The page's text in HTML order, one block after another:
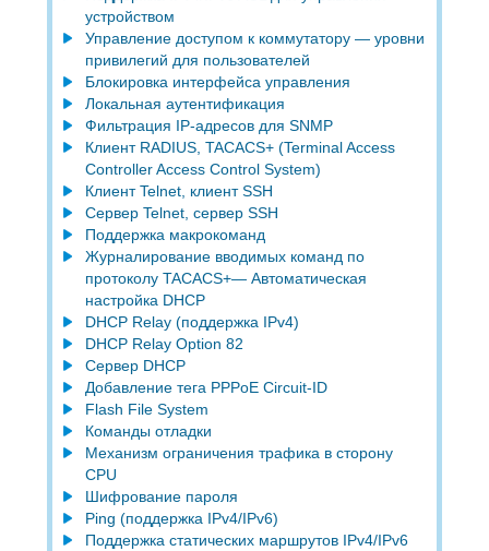
устройством
Управление доступом к коммутатору — уровни
привилегий для пользователей
Блокировка интерфейса управления
Локальная аутентификация
Фильтрация IP-адресов для SNMP
Клиент RADIUS, TACACS+ (Terminal Access
Controller Access Control System)
Клиент Telnet, клиент SSH
Сервер Telnet, сервер SSH
Поддержка макрокоманд
Журналирование вводимых команд по
протоколу TACACS+— Автоматическая
настройка DHCP
DHCP Relay (поддержка IРv4)
DHCP Relay Option 82
Сервер DHCP
Добавление тега PPPoE Circuit-ID
Flash File System
Команды отладки
Механизм ограничения трафика в сторону
CPU
Шифрование пароля
Ping (поддержка IPv4/IPv6)
Поддержка статических маршрутов IPv4/IPv6